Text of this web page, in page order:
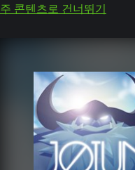
주 콘텐츠로 건너뛰기